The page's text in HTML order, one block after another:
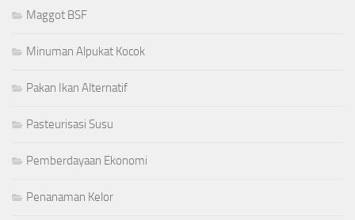
Maggot BSF
Minuman Alpukat Kocok
Pakan Ikan Alternatif
Pasteurisasi Susu
Pemberdayaan Ekonomi
Penanaman Kelor